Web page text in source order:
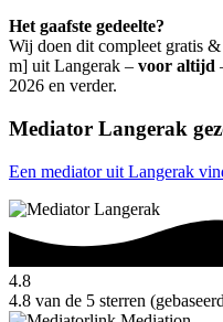
Het gaafste gedeelte?
Wij doen dit compleet gratis
m] uit Langerak – voor altijd
2026 en verder.
Mediator Langerak
Een mediator uit Langerak
4.8
4.8 van de 5 sterren